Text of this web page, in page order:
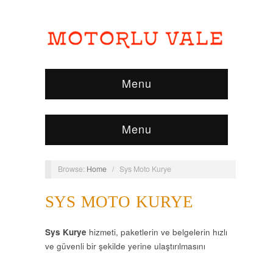
Menu
Menu
Browse: Home / Sys Moto Kurye
SYS MOTO KURYE
Sys Kurye hizmeti, paketlerin ve belgelerin hızlı
ve güvenli bir şekilde yerine ulaştırılmasını